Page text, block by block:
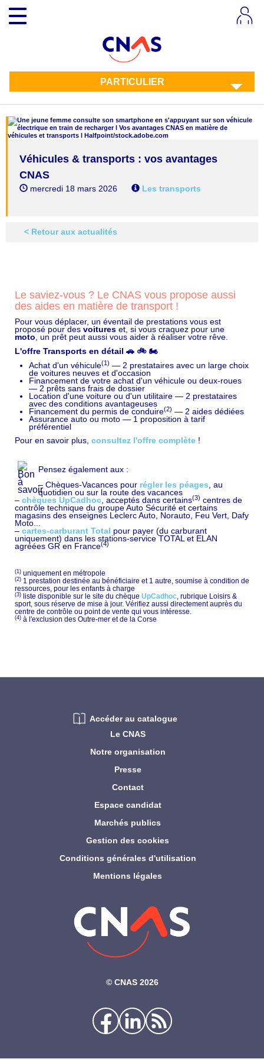
contenu
principal
Toggle navigation
PARTICULIER
Véhicules & transports : vos avantages
CNAS
mercredi 18 mars 2026 Les transports
< Retour aux actualités
Le saviez-vous ? Le CNAS vous propose aussi
des aides en matière de transport !
Pour vous déplacer, un éventail de prestations vous est
proposé pour des voitures et, si vous craquez pour une
moto , un prêt peut aussi vous aider à réaliser votre rêve.
L'offre Transports en détail 🚗 🚲 🏍️
Achat d'un véhicule(1) — 2 prestataires avec un large choix
de voitures neuves et d'occasion
Financement de votre achat d'un véhicule ou deux-roues
— 2 prêts sans frais de dossier
Location d'une voiture ou d'un utilitaire — 2 prestataires
avec des conditions avantageuses
Financement du permis de conduire(2) — 2 aides dédiées
Assurance auto ou moto — 1 proposition à tarif
préférentiel
Pour en savoir plus, consultez l'offre complète !
Pensez également aux :
– Chèques-Vacances pour régler les péages , au
quotidien ou sur la route des vacances
– chèques UpCadhoc , acceptés dans certains(3) centres de
contrôle technique du groupe Auto Sécurité et certains
magasins des enseignes Leclerc Auto, Norauto, Feu Vert, Dafy
Moto...
– cartes-carburant Total pour payer (du carburant
uniquement) dans les stations-service TOTAL et ELAN
agréées GR en France(4)
(1) uniquement en métropole
(2) 1 prestation destinée au bénéficiaire et 1 autre, soumise à condition de
ressources, pour les enfants à charge
(3) liste disponible sur le site du chèque UpCadhoc, rubrique Loisirs &
sport, sous réserve de mise à jour. Vérifiez aussi directement auprès du
centre de contrôle ou point de vente qui vous intéresse.
(4) à l'exclusion des Outre-mer et de la Corse
©‎ CNAS 2026
Le CNAS
Notre organisation
Presse
Contact
Espace candidat
Marchés publics
Gestion des cookies
Conditions générales d'utilisation
Mentions légales
Accéder au catalogue